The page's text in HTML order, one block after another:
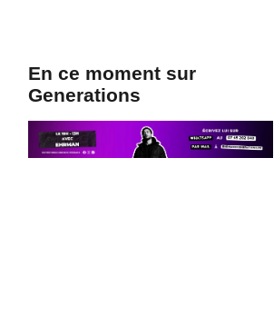
En ce moment sur
Generations